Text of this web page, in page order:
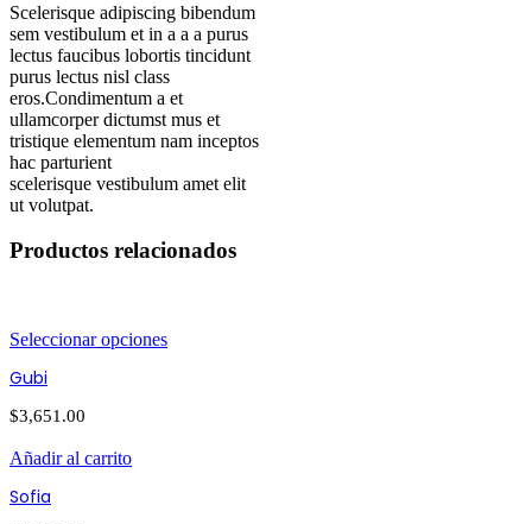
Scelerisque adipiscing bibendum
sem vestibulum et in a a a purus
lectus faucibus lobortis tincidunt
purus lectus nisl class
eros.Condimentum a et
ullamcorper dictumst mus et
tristique elementum nam inceptos
hac parturient
scelerisque vestibulum amet elit
ut volutpat.
Productos relacionados
Seleccionar opciones
Gubi
$3,651.00
Añadir al carrito
Sofia